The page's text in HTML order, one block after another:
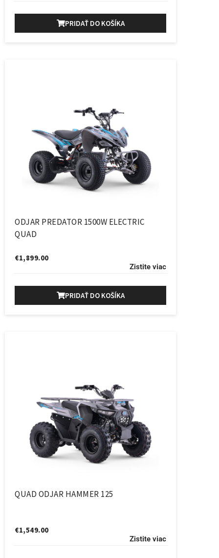
PRIDAŤ DO KOŠÍKA
ODJAR PREDATOR 1500W ELECTRIC
QUAD
€1,899.00
Zistite viac
PRIDAŤ DO KOŠÍKA
QUAD ODJAR HAMMER 125
€1,549.00
Zistite viac